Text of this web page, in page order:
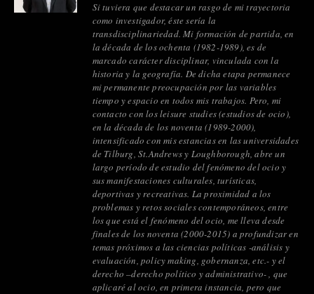
Si tuviera que destacar un rasgo de mi trayectoria
como investigador, éste sería la
transdisciplinariedad. Mi formación de partida, en
la década de los ochenta (1982-1989), es de
marcado carácter disciplinar, vinculada con la
historia y la geografía. De dicha etapa permanece
mi permanente preocupación por las variables
tiempo y espacio en todos mis trabajos. Pero, mi
contacto con los leisure studies (estudios de ocio),
en la década de los noventa (1989-2000),
intensificado con mis estancias en las universidades
de Tilburg, St.Andrews y Loughborough, abre un
largo período de estudio del fenómeno del ocio y
sus manifestaciones culturales, turísticas,
deportivas y recreativas. La proximidad a los
problemas y retos sociales contemporáneos, entre
los que está el fenómeno del ocio, me lleva desde
finales de los noventa (2000-2015) a profundizar en
temas próximos a las ciencias políticas -análisis y
evaluación, policy making, gobernanza, etc.- y el
derecho –derecho político y administrativo- , que
aplicaré al ocio, en primera instancia, pero que